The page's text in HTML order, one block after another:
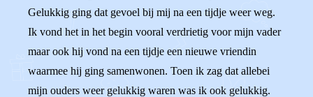
Gelukkig ging dat gevoel bij mij na een tijdje weer weg.
Ik vond het in het begin vooral verdrietig voor mijn vader
maar ook hij vond na een tijdje een nieuwe vriendin
waarmee hij ging samenwonen. Toen ik zag dat allebei
mijn ouders weer gelukkig waren was ik ook gelukkig.